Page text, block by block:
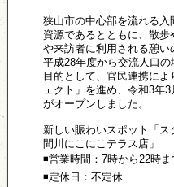
狭山市の中心部を流れる
資源であるとともに、散
や来訪者に利用される憩い
平成28年度から交流人口
目的として、官民連携に
ェクト」を進め、令和3年
がオープンしました。
新しい賑わいスポット「
間川にこにこテラス店」
◾営業時間：7時から22時ま
◾定休日：不定休